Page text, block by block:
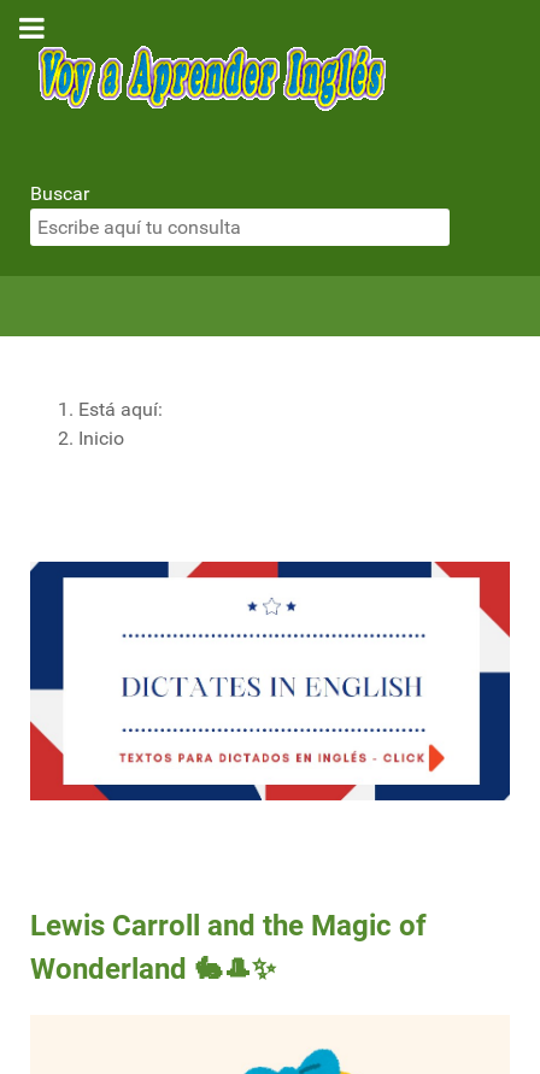
Buscar
Está aquí:
Inicio
Lewis Carroll and the Magic of
Wonderland 🐇🎩✨